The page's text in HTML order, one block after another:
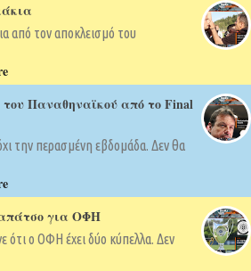
από τον αποκλεισμό του
του Παναθηναϊκού από το Final
την περασμένη εβδομάδα. Δεν θα
για ΟΦΗ
ότι ο ΟΦΗ έχει δύο κύπελλα. Δεν